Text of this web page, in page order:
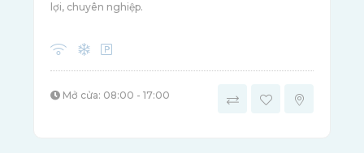
lợi, chuyên nghiệp.
Mở cửa: 08:00 - 17:00